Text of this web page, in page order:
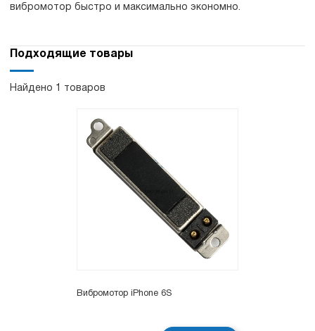
вибромотор быстро и максимально экономно.
Подходящие товары
Найдено 1 товаров
Вибромотор iPhone 6S